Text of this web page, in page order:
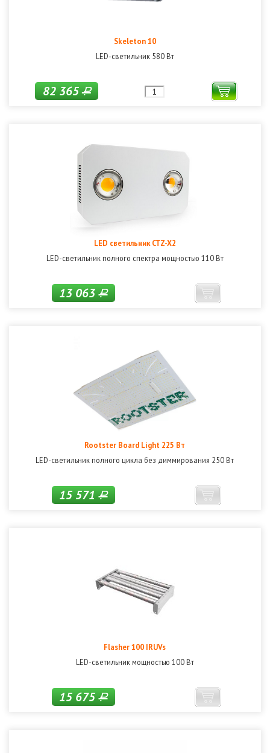
Skeleton 10
LED-светильник 580 Вт
82 365Р
LED светильник CTZ-X2
LED-светильник полного спектра мощностью 110 Вт
13 063Р
Rootster Board Light 225 Вт
LED-светильник полного цикла без диммирования 250 Вт
15 571Р
Flasher 100 IRUVs
LED-светильник мощностью 100 Вт
15 675Р